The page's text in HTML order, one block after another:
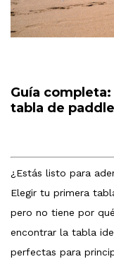
Guía
tabla de
¿Estás listo para
Elegir tu primera
pero no tiene por
encontrar la tabla
perfectas para